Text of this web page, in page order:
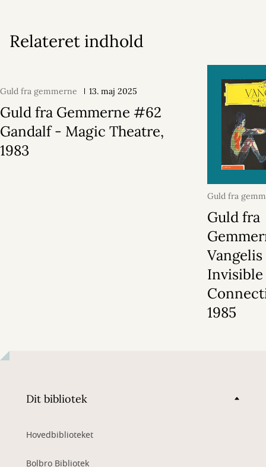
Relateret indhold
Guld fra gemmerne 13. maj 2025
Guld fra Gemmerne #62
Gandalf - Magic Theatre,
1983
Guld fra
2025
Guld fra
Vangelis
Invisible
1985
Dit bibliotek
Hovedbiblioteket
Bolbro Bibliotek